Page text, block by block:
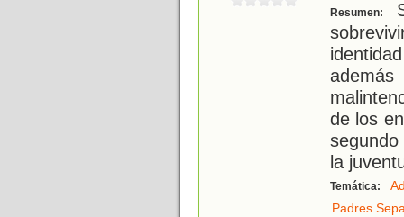
Resumen:
de los
la
Temática:
Padres